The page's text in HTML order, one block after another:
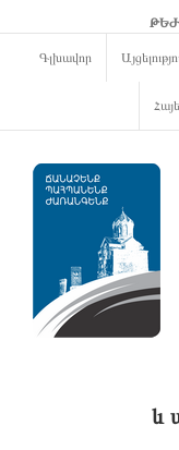
ԹԵԺ
Գլխավոր
և